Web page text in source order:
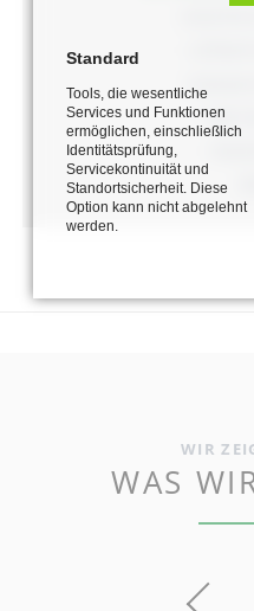
WIR
WAS
Standard
Tools, die wesentliche
Services und Funktionen
ermöglichen, einschließlich
Identitätsprüfung,
Servicekontinuität und
Standortsicherheit. Diese
Option kann nicht abgelehnt
werden.